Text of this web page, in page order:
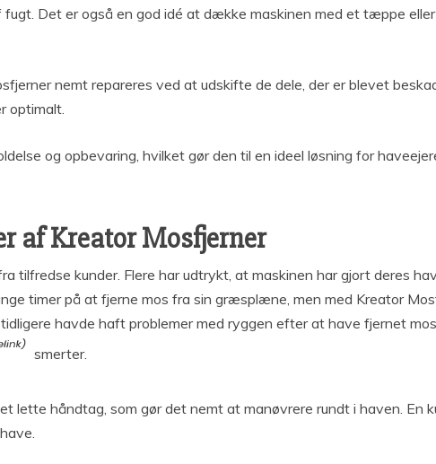
Det er også en god idé at dække maskinen med et tæppe
nemt repareres ved at udskifte de dele, der er blevet
optimalt.
og opbevaring, hvilket gør den til en ideel løsning for
af Kreator Mosfjerner
tilfredse kunder. Flere har udtrykt, at maskinen har gjort deres
timer på at fjerne mos fra sin græsplæne, men med Kreator
havde haft problemer med ryggen efter at have fjernet
smerter.
lette håndtag, som gør det nemt at manøvrere rundt i haven. En